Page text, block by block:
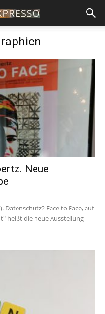
Neue
Datenschutz? Face to Face, auf
heißt die neue Ausstellung